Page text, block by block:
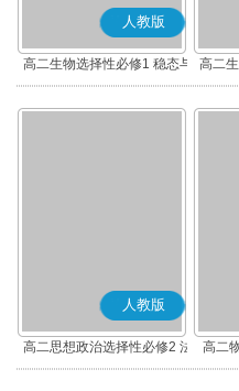
人教版
高二生物选择性必修1 稳态与
调节
高二
人教版
高二思想政治选择性必修2 法
律与生活(部编版)
高二